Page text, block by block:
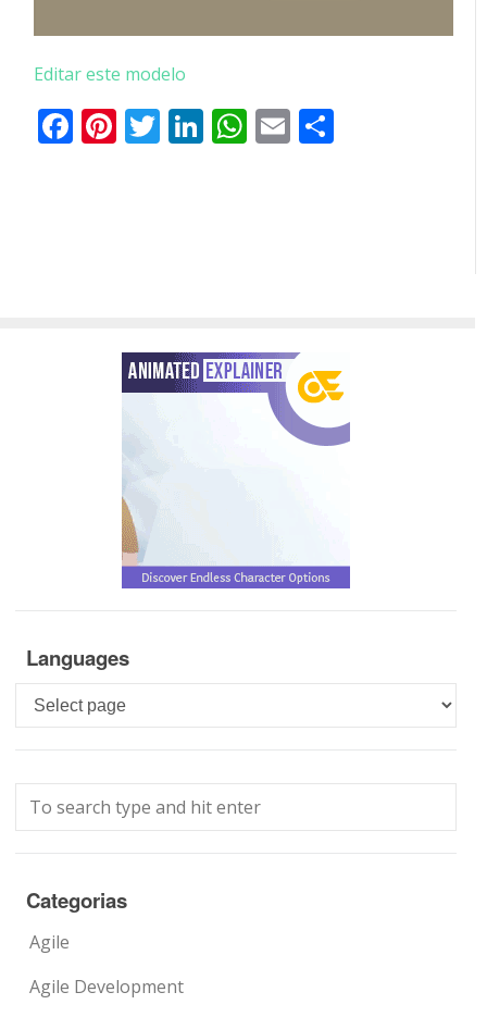
Editar este modelo
Facebook
Pinterest
Twitter
LinkedIn
WhatsApp
Email
Languages
Languages
Categorias
Agile
Agile Development